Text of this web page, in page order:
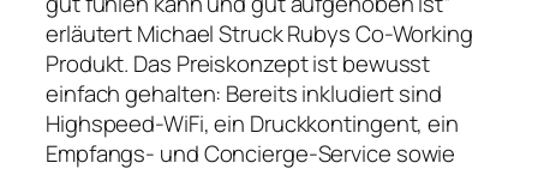
erläutert Michael Struck Rubys Co-Working
Produkt. Das Preiskonzept ist bewusst
einfach gehalten: Bereits inkludiert sind
Highspeed-WiFi, ein Druckkontingent, ein
Empfangs- und Concierge-Service sowie